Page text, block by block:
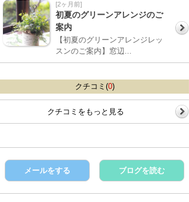
[2ヶ月前]
初夏のグリーンアレンジのご
案内
【初夏のグリーンアレンジレッ
スンのご案内】窓辺...
クチコミ(0)
クチコミをもっと見る
メールをする ブログを読む